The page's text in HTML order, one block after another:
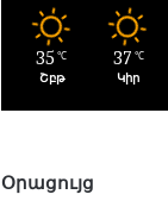
35 ℃
Շբթ
37 ℃
Կիր
Օրացույց